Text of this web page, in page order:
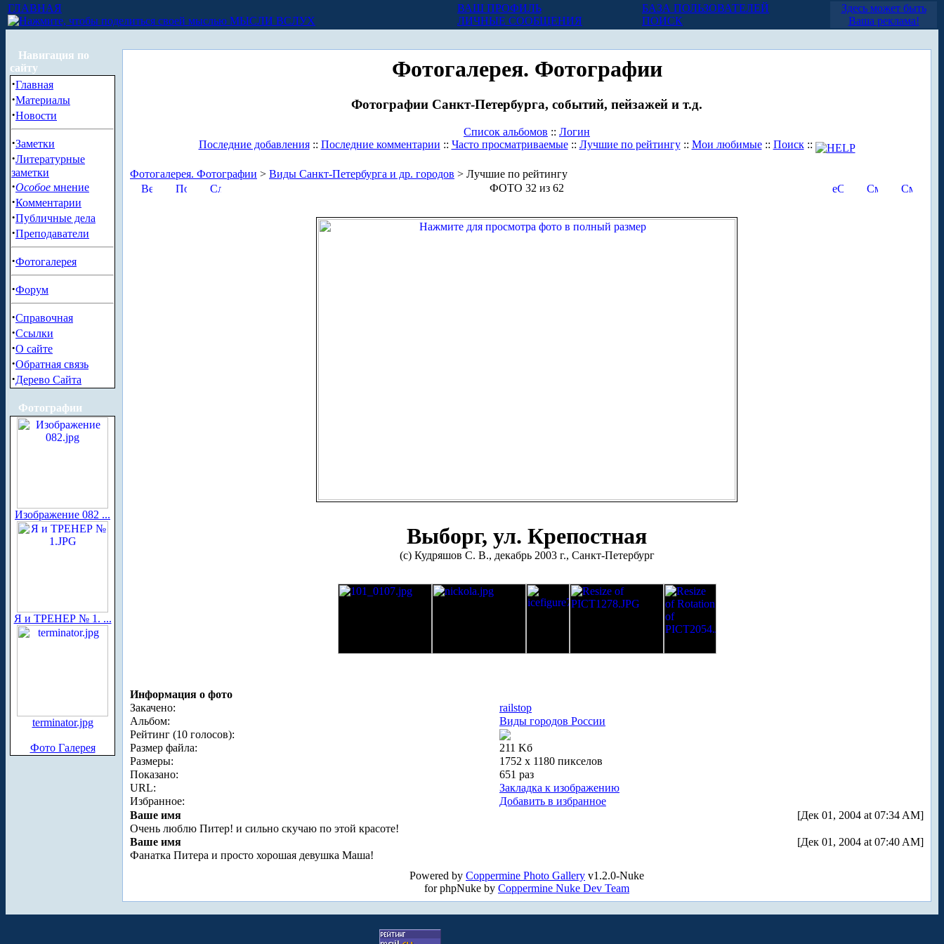
ГЛАВНАЯ
МЫСЛИ ВСЛУХ
ВАШ ПРОФИЛЬ
ЛИЧНЫЕ СООБЩЕНИЯ
БАЗА ПОЛЬЗОВАТЕЛЕЙ
ПОИСК
Здесь может быть
Ваша реклама!
Навигация по
сайту
·Главная
·Материалы
·Новости
·Заметки
·Литературные
заметки
·Особое мнение
·Комментарии
·Публичные дела
·Преподаватели
·Фотогалерея
·Форум
·Справочная
·Ссылки
·О сайте
·Обратная связь
·Дерево Сайта
Фотографии
Изображение 082 ...
Я и ТРЕНЕР № 1. ...
terminator.jpg
Фото Галерея
Фотогалерея. Фотографии
Фотографии Санкт-Петербурга, событий, пейзажей и т.д.
Список альбомов :: Логин
Последние добавления:: Последние комментарии :: Часто просматриваемые:: Лучшие по рейтингу:: Мои любимые:: Поиск::
Фотогалерея. Фотографии > Виды Санкт-Петербурга и др. городов > Лучшие по рейтингу
ФОТО 32 из 62
Выборг, ул. Крепостная
(с) Кудряшов С. В., декабрь 2003 г., Санкт-Петербург
Информация о фото
Закачено:
railstop
Альбом:
Виды городов России
Рейтинг (10 голосов):
Размер файла:
211 Kб
Размеры:
1752 x 1180 пикселов
Показано:
651 раз
URL:
Закладка к изображению
Избранное:
Добавить в избранное
Ваше имя
[Дек 01, 2004 at 07:34 AM]
Очень люблю Питер! и сильно скучаю по этой красоте!
Ваше имя
[Дек 01, 2004 at 07:40 AM]
Фанатка Питера и просто хорошая девушка Маша!
Powered by Coppermine Photo Gallery v1.2.0-Nuke
for phpNuke by Coppermine Nuke Dev Team